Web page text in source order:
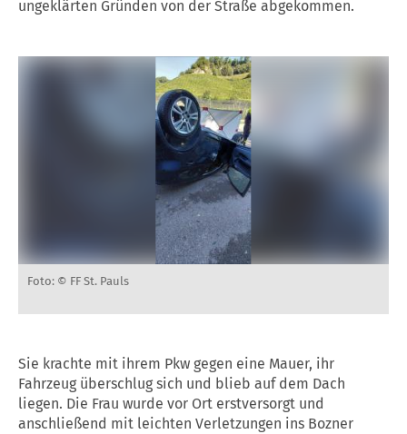
ungeklärten Gründen von der Straße abgekommen.
Foto: © FF St. Pauls
Sie krachte mit ihrem Pkw gegen eine Mauer, ihr
Fahrzeug überschlug sich und blieb auf dem Dach
liegen. Die Frau wurde vor Ort erstversorgt und
anschließend mit leichten Verletzungen ins Bozner